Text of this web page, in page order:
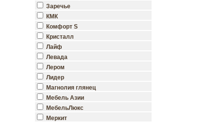
Заречье
КМК
Комфорт S
Кристалл
Лайф
Левада
Лером
Лидер
Магнолия глянец
Мебель Азии
МебельЛюкс
Меркит